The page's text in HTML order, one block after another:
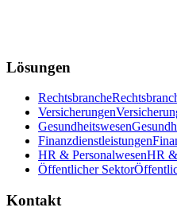
Lösungen
Rechtsbranche
Versicherungen
Gesundheitswesen
Finanzdienstleistungen
HR & PersonalwesenHR &
Öffentlicher Sektor
Kontakt